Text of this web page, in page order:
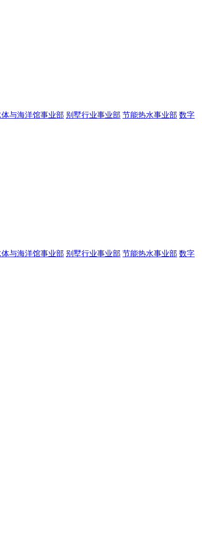
与海洋馆事业部 别墅行业事业部 节能热水事业部 数字
与海洋馆事业部 别墅行业事业部 节能热水事业部 数字